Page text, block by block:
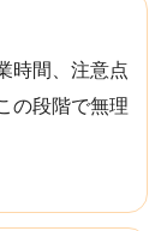
時間、注意点
の段階で無理